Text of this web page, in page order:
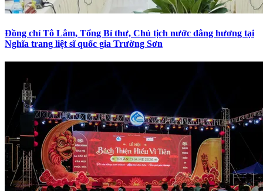
Đồng chí Tô Lâm, Tổng Bí thư, Chủ tịch nước dâng hương tại
Nghĩa trang liệt sĩ quốc gia Trường Sơn